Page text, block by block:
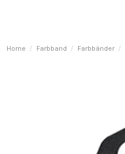
Home Farbband Farbbänder